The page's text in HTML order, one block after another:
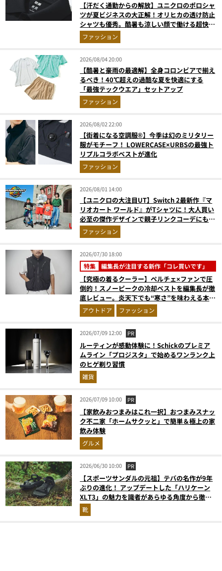
【汗だく通勤からの解放】ユニクロのポロシャ
ツが夏ビジネスの大正解！オリヒカの透け防止
シャツも優秀。酷暑も涼しい顔で働ける超快適
ウエアの実力
ファッション
2026/08/04 20:00
【酷暑と豪雨の最適解】全身コロンビアで揃え
るべき！40℃超えの過酷な夏を快適にする
「最強テックウエア」セットアップ
ファッション
2026/08/02 22:00
【街着になる空調服®】今季は幻のミリタリー
服がモチーフ！ LOWERCASE×URBSの最強ト
リプルコラボベストが進化
ファッション
2026/08/01 14:00
【ユニクロの大注目UT】Switch 2最新作『マ
リオカート ワールド』がTシャツに！大人買い
必至の傑作デザインで親子リンクコーデにも最
適ファッション
2026/07/30 18:00
特集 編集長が注目する新作「コレ買いです」
【究極の着るクーラー】ペルチェ×ファンで圧
倒的！スノーピークの冷却ベストを編集長が徹
底レビュー。炎天下でも“寒さ”を味わえる本気
のギア『コレ買いです』Vol.172
アウトドア ファッション
2026/07/09 12:00 PR
ルーティンが感動体験に！Schickのプレミア
ムライン「プロジスタ」で始めるワンランク上
のヒゲ剃り習慣
雑貨
2026/07/09 10:00 PR
【家飲みおつまみはこれ一択】おつまみスナッ
ク不二家「ホームサクッと」で簡単＆極上の家
飲み体験
グルメ
2026/06/30 10:00 PR
【スポーツサンダルの元祖】テバの名作が9年
ぶりの進化！ アップデートした「ハリケーン
XLT3」の魅力を識者があらゆる角度から徹底
解説！
靴